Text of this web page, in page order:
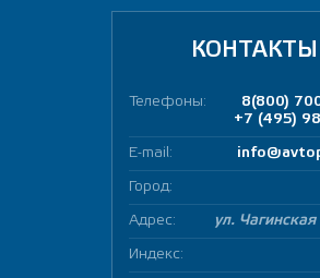
КОНТАКТЫ
Телефоны:
8(800)
+7 (495)
E-mail:
Город:
Адрес: ул.
Индекс: